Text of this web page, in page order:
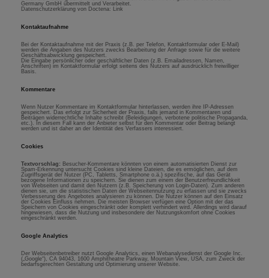
Germany GmbH übermittelt und Verarbeitet.
Datenschutzerklärung von Doctena: Link
Kontaktaufnahme
Bei der Kontaktaufnahme mit der Praxis (z.B. per Telefon, Kontaktformular oder E-Mail)
werden die Angaben des Nutzers zwecks Bearbeitung der Anfrage sowie für die weitere
Geschäftsabwicklung gespeichert.
Die Eingabe persönlicher oder geschäftlicher Daten (z.B. Emailadressen, Namen,
Anschriften) im Kontaktformular erfolgt seitens des Nutzers auf ausdrücklich freiwilliger
Basis.
Kommentare
Wenn Nutzer Kommentare im Kontaktformular hinterlassen, werden ihre IP-Adressen
gespeichert. Das erfolgt zur Sicherheit der Praxis, falls jemand in Kommentaren und
Beiträgen widerrechtliche Inhalte schreibt (Beleidigungen, verbotene politische Propaganda,
etc.). In diesem Fall kann der Anbieter selbst für den Kommentar oder Beitrag belangt
werden und ist daher an der Identität des Verfassers interessiert.
Cookies
Textvorschlag: Besucher-Kommentare könnten von einem automatisierten Dienst zur
Spam-Erkennung untersucht Cookies sind kleine Dateien, die es ermöglichen, auf dem
Zugriffsgerät der Nutzer (PC, Tabletts, Smartphone o.ä.) spezifische, auf das Gerät
bezogene Informationen zu speichern. Sie dienen zum einem der Benutzerfreundlichkeit
von Webseiten und damit den Nutzern (z.B. Speicherung von Login-Daten). Zum anderen
dienen sie, um die statistischen Daten der Webseitennutzung zu erfassen und sie zwecks
Verbesserung des Angebotes analysieren zu können. Die Nutzer können auf den Einsatz
der Cookies Einfluss nehmen. Die meisten Browser verfügen eine Option mit der das
Speichern von Cookies eingeschränkt oder komplett verhindert wird. Allerdings wird darauf
hingewiesen, dass die Nutzung und insbesondere der Nutzungskomfort ohne Cookies
eingeschränkt werden.
Google Analytics
Der Webseitenbetreiber nutzt Google Analytics, einen Webanalysedienst der Google Inc.
(„Google“), CA 94043, 1600 Amphitheatre Parkway, Mountain View, USA, zum Zweck der
bedarfsgerechten Gestaltung und Optimierung unserer Website.